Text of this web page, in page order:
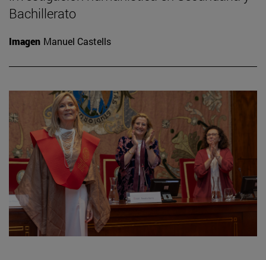
Bachillerato
Imagen Manuel Castells